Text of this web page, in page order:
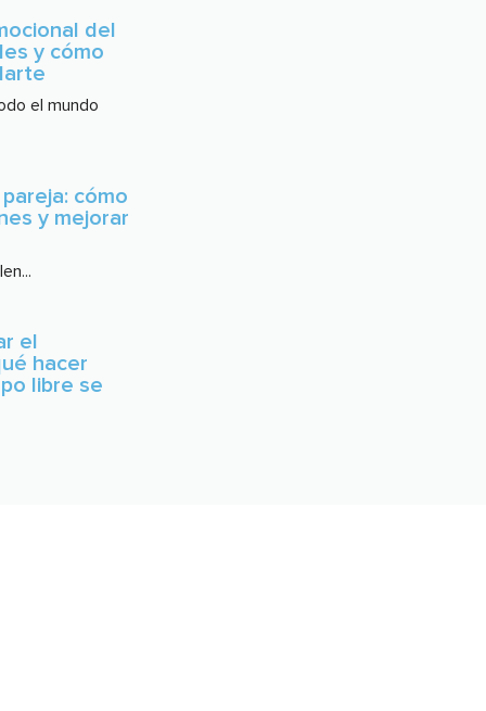
del
y cómo
el mundo
cómo
y mejorar
el
hacer
libre se